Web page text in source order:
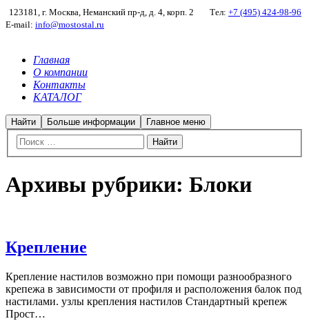
123181, г. Москва, Неманский пр-д, д. 4, корп. 2 Тел: +7 (495) 424-98-96
E-mail: info@mostostal.ru
Главная
О компании
Контакты
КАТАЛОГ
Найти Больше информации Главное меню
Архивы рубрики: Блоки
Крепление
Крепление настилов возможно при помощи разнообразного
крепежа в зависимости от профиля и расположения балок под
настилами. узлы крепления настилов Стандартный крепеж
Прост…